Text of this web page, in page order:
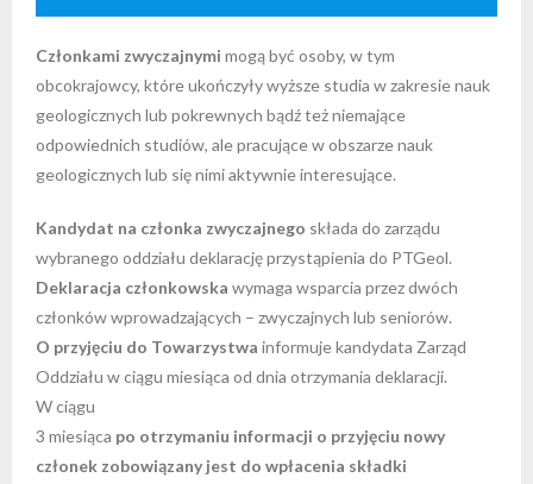
- - Regulamin Walnego Zjazdu Delegatów
- - Uchwały bieżące
- - Oddział Krakowski
- - Oddział Poznański
- - Oddział Warszawski
- - Oddział Wrocławski
- - Sekcja Historii Nauk Geologicznych
- - Sekcja Paleontologiczna
- - Polish & Slovak Working Group of the Jurassic
System PGS
- - I Kongres Geologiczny
- - II Kongres Geologiczny
- Zjazdy Naukowe PTGeol
- - Archiwum zjazdów
- Inne konferencje
Sedymentologiczna
- Członkowie honorowi
- Członkowie wspierający i partnerzy
- Katalog (Online Public Access Catalog)
- Katalog czasopism
- Materiały Kongresowe
- Inne materiały konferencyjne
- Annales Societatis Geologorum Poloniae
- Posiedzenia Naukowe PTGeol
Nagrody i stypendia
Linki
Członkami zwyczajnymi mogą być osoby, w tym
obcokrajowcy, które ukończyły wyższe studia w zakresie nauk
geologicznych lub pokrewnych bądź też niemające
odpowiednich studiów, ale pracujące w obszarze nauk
geologicznych lub się nimi aktywnie interesujące.
Kandydat na członka zwyczajnego składa do zarządu
wybranego oddziału deklarację przystąpienia do PTGeol.
Deklaracja członkowska wymaga wsparcia przez dwóch
członków wprowadzających – zwyczajnych lub seniorów.
O przyjęciu do Towarzystwa informuje kandydata Zarząd
Oddziału w ciągu miesiąca od dnia otrzymania deklaracji.
W ciągu
3 miesiąca po otrzymaniu informacji o przyjęciu nowy
członek zobowiązany jest do wpłacenia składki